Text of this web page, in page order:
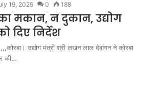
19, 2025 0 188
मकान, न दुकान, उद्योग
दिए निर्देश
उद्योग मंत्री श्री लखन लाल देवांगन ने कोरबा
की…